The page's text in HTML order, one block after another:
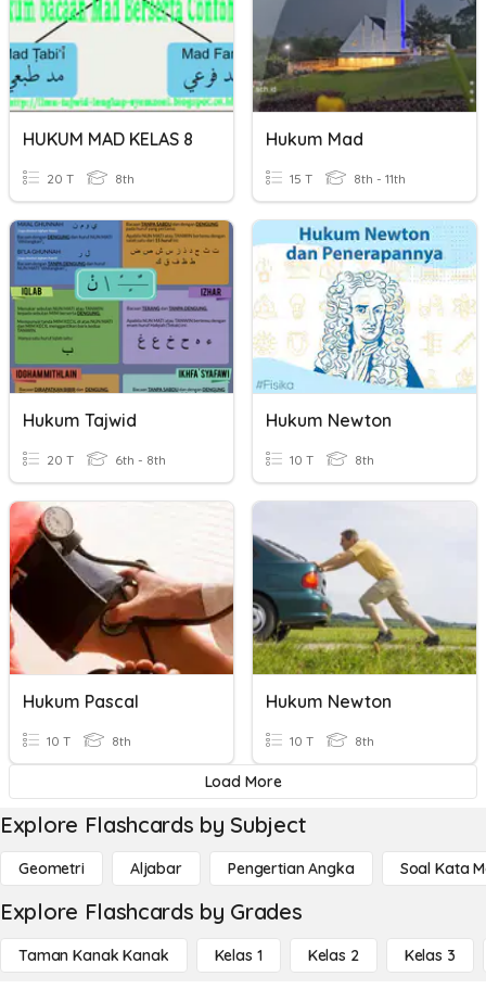
HUKUM MAD KELAS 8
20 T 8th
Hukum Mad
15 T 8th - 11th
Hukum Tajwid
20 T 6th - 8th
Hukum Newton
10 T 8th
Hukum Pascal
10 T 8th
Hukum Newton
10 T 8th
Load More
Explore Flashcards by Subject
Geometri Aljabar Pengertian Angka Soal Kata
Explore Flashcards by Grades
Taman Kanak Kanak Kelas 1 Kelas 2 Kelas 3